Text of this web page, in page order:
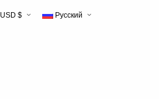
USD $ Русский